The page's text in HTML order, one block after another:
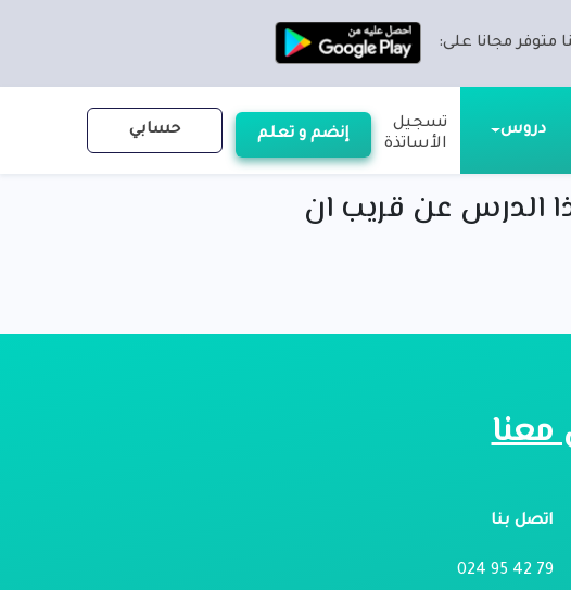
متوفر مجانا على:
دروس
تسجيل
الأساتذة
إنضم و تعلم حسابي
الدرس عن قريب ان
معنا
اتصل بنا
79 42 95 024